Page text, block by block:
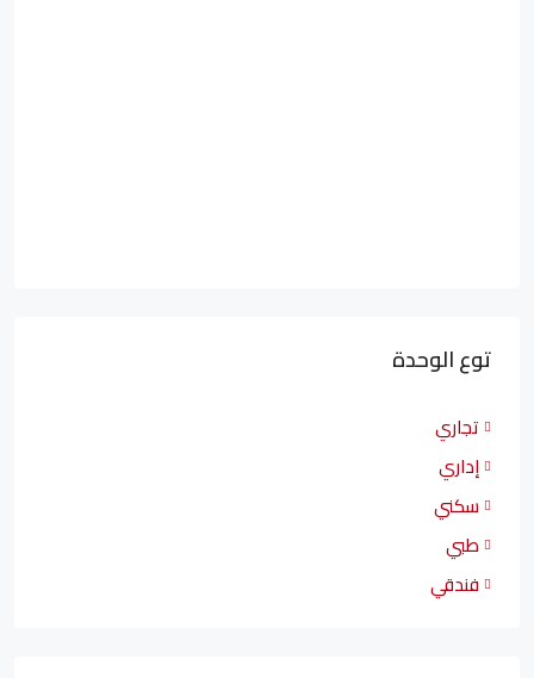
توع الوحدة
تجاري
إداري
سكني
طبي
فندقي